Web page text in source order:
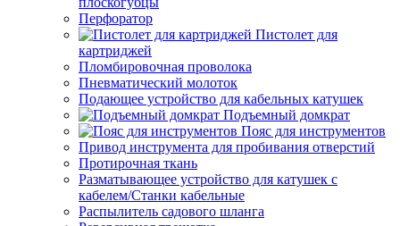
Перфоратор
Пистолет для
картриджей
Пломбировочная проволока
Пневматический молоток
Подающее устройство для кабельных катушек
Подъемный домкрат
Пояс для инструментов
Привод инструмента для пробивания отверстий
Протирочная ткань
Разматывающее устройство для катушек с
кабелем/Станки кабельные
Распылитель садового шланга